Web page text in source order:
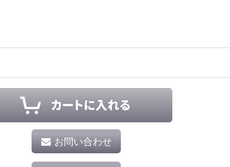
お問い合わせ